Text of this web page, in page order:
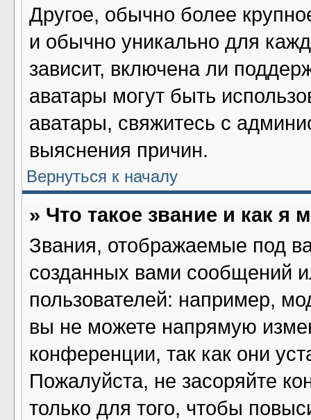
Другое, обычно более
и обычно уникально для
зависит, включена ли
аватары могут быть
аватары, свяжитесь с
выяснения причин.
Вернуться к началу
» Что такое звание и как я
Звания, отображаемые под
созданных вами сообщений
пользователей: например,
вы не можете напрямую
конференции, так как они
Пожалуйста, не засоряйте
только для того, чтобы